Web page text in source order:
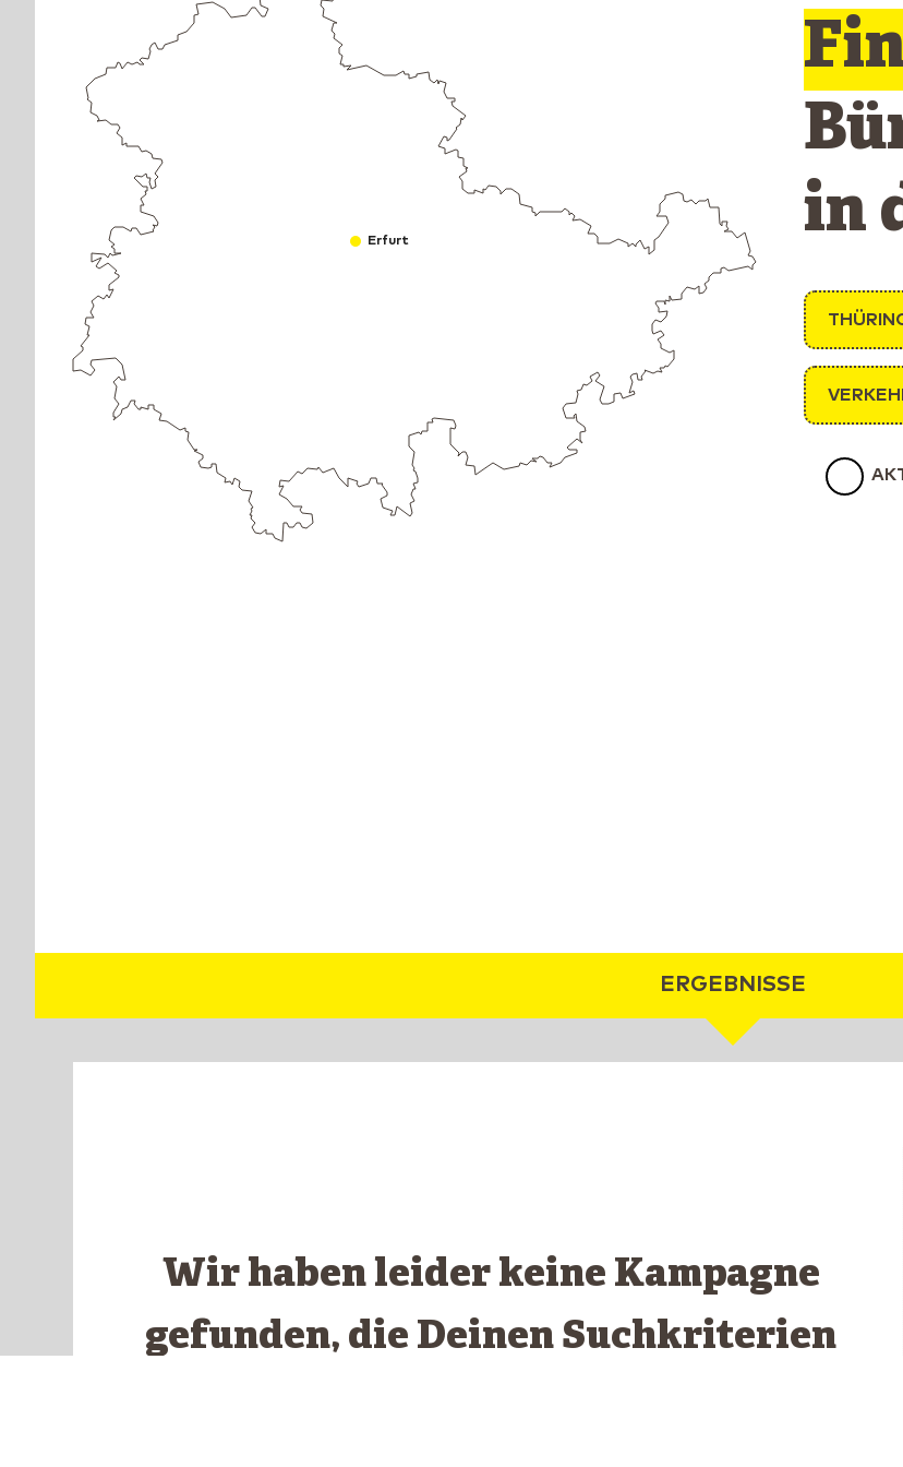
Erfurt
in
ERGEBNISSE
Wir haben leider keine Kampagne
gefunden, die Deinen Suchkriterien